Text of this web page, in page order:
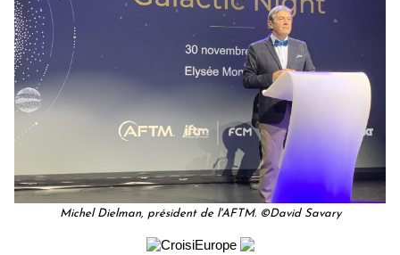
Michel Dielman, président de l'AFTM. ©David Savary